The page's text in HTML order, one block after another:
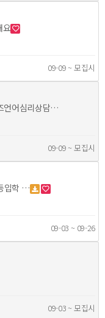
요
09-09 ~ 모집시
인천송도 언어사회성 그룹치료 모집해요-엘키즈언어심리상담…
09-09 ~ 모집시
입학 …
09-03 ~ 09-26
09-03 ~ 모집시